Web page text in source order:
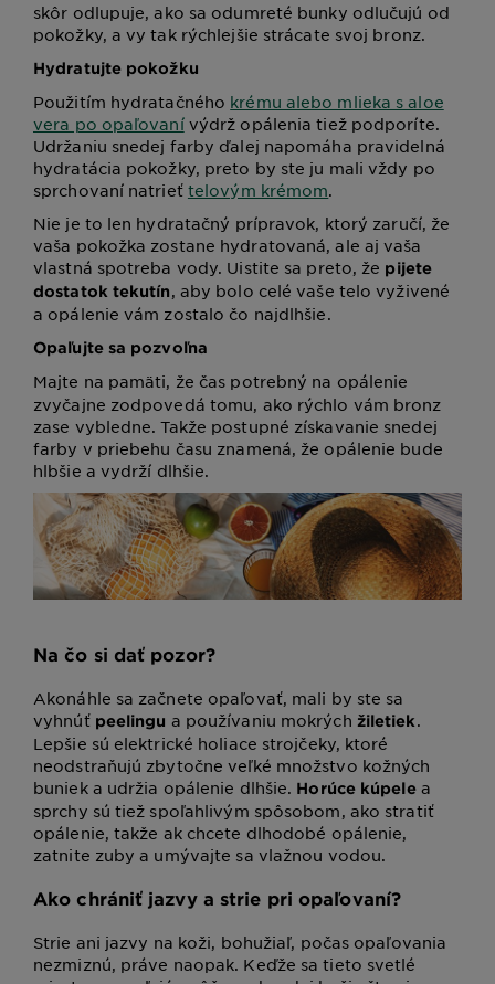
skôr odlupuje, ako sa odumreté bunky odlučujú od
pokožky, a vy tak rýchlejšie strácate svoj bronz.
Hydratujte pokožku
Použitím hydratačného krému alebo mlieka s aloe
vera po opaľovanívýdrž opálenia tiež podporíte.
Udržaniu snedej farby ďalej napomáha pravidelná
hydratácia pokožky, preto by ste ju mali vždy po
sprchovaní natrieť telovým krémom.
Nie je to len hydratačný prípravok, ktorý zaručí, že
vaša pokožka zostane hydratovaná, ale aj vaša
vlastná spotreba vody. Uistite sa preto, že pijete
dostatok tekutín, aby bolo celé vaše telo vyživené
a opálenie vám zostalo čo najdlhšie.
Opaľujte sa pozvoľna
Majte na pamäti, že čas potrebný na opálenie
zvyčajne zodpovedá tomu, ako rýchlo vám bronz
zase vybledne. Takže postupné získavanie snedej
farby v priebehu času znamená, že opálenie bude
hlbšie a vydrží dlhšie.
Na čo si dať pozor?
Akonáhle sa začnete opaľovať, mali by ste sa
vyhnúť peelingu a používaniu mokrých žiletiek.
Lepšie sú elektrické holiace strojčeky, ktoré
neodstraňujú zbytočne veľké množstvo kožných
buniek a udržia opálenie dlhšie. Horúce kúpelea
sprchy sú tiež spoľahlivým spôsobom, ako stratiť
opálenie, takže ak chcete dlhodobé opálenie,
zatnite zuby a umývajte sa vlažnou vodou.
Ako chrániť jazvy a strie pri opaľovaní?
Strie ani jazvy na koži, bohužiaľ, počas opaľovania
nezmiznú, práve naopak. Keďže sa tieto svetlé